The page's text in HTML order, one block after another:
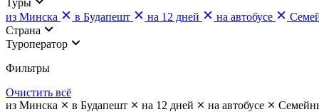
из Минска
в Будапешт на 12 дней на автобусе
Страна
Туроператор
Фильтры
Очистить всё
из Минска
в Будапешт на 12 дней на автобусе